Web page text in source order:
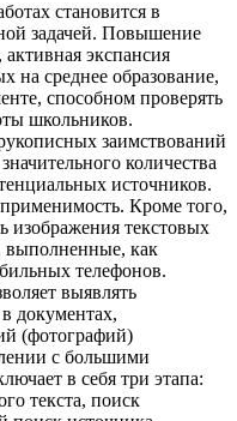
становится в
задачей. Повышение
экспансия
на среднее образование,
способном проверять
школьников.
заимствований
количества
источников.
Кроме того,
изображения текстовых
выполненные, как
телефонов.
выявлять
документах,
(фотографий)
с большими
в себя три этапа:
текста, поиск